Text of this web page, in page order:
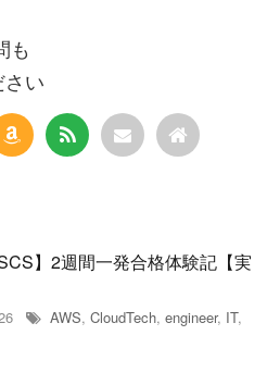
も
さい
SCS】2週間一発合格体験記【実
AWS, CloudTech, engineer, IT,